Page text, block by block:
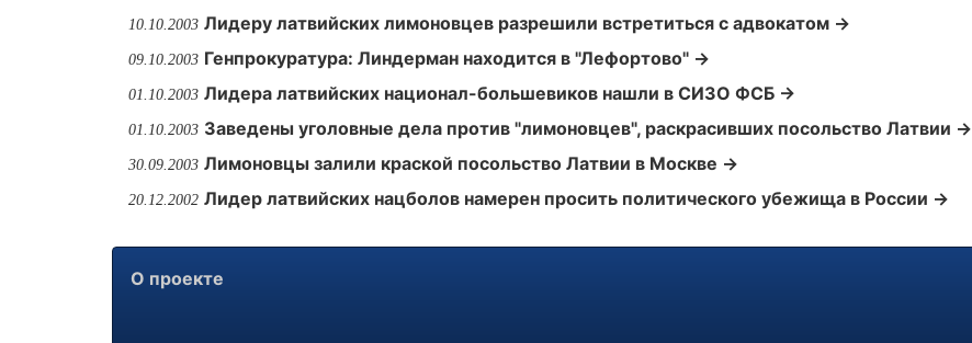
10.10.2003 Лидеру латвийских лимоновцев разрешили встретиться с адвокатом →
09.10.2003 Генпрокуратура: Линдерман находится в "Лефортово" →
01.10.2003 Лидера латвийских национал-большевиков нашли в СИЗО ФСБ →
01.10.2003 Заведены уголовные дела против "лимоновцев", раскрасивших посольство Латвии →
30.09.2003 Лимоновцы залили краской посольство Латвии в Москве →
20.12.2002 Лидер латвийских нацболов намерен просить политического убежища в России →
О проекте